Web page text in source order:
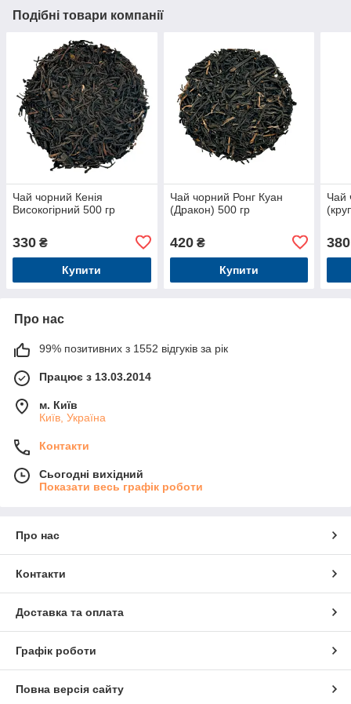
Подібні товари компанії
Чай чорний Кенія
Високогірний 500 гр
330 ₴
Купити
Чай чорний Ронг Куан
(Дракон) 500 гр
420₴
Купити
Чай
380
Про нас
99% позитивних з 1552 відгуків за рік
Працює з 13.03.2014
м. Київ
Київ, Україна
Контакти
Сьогодні вихідний
Показати весь графік роботи
Про нас
Контакти
Доставка та оплата
Графік роботи
Повна версія сайту